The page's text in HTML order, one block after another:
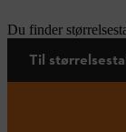
Du finder
Til